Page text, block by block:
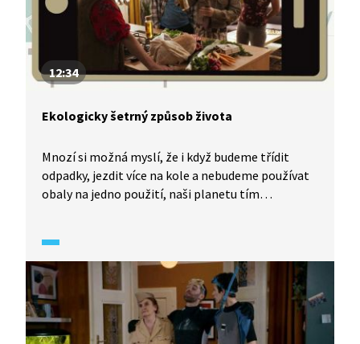
12:34
Ekologicky šetrný způsob života
Mnozí si možná myslí, že i když budeme třídit
odpadky, jezdit více na kole a nebudeme používat
obaly na jedno použití, naši planetu tím
ale není! Nikdy nejsme příliš malí na to, abychom
mohli něco změnit. Musíme jít ostatním
příkladem a jde jím i Sára, která spolu se svou
rodinou zažívá „overshoot day“.